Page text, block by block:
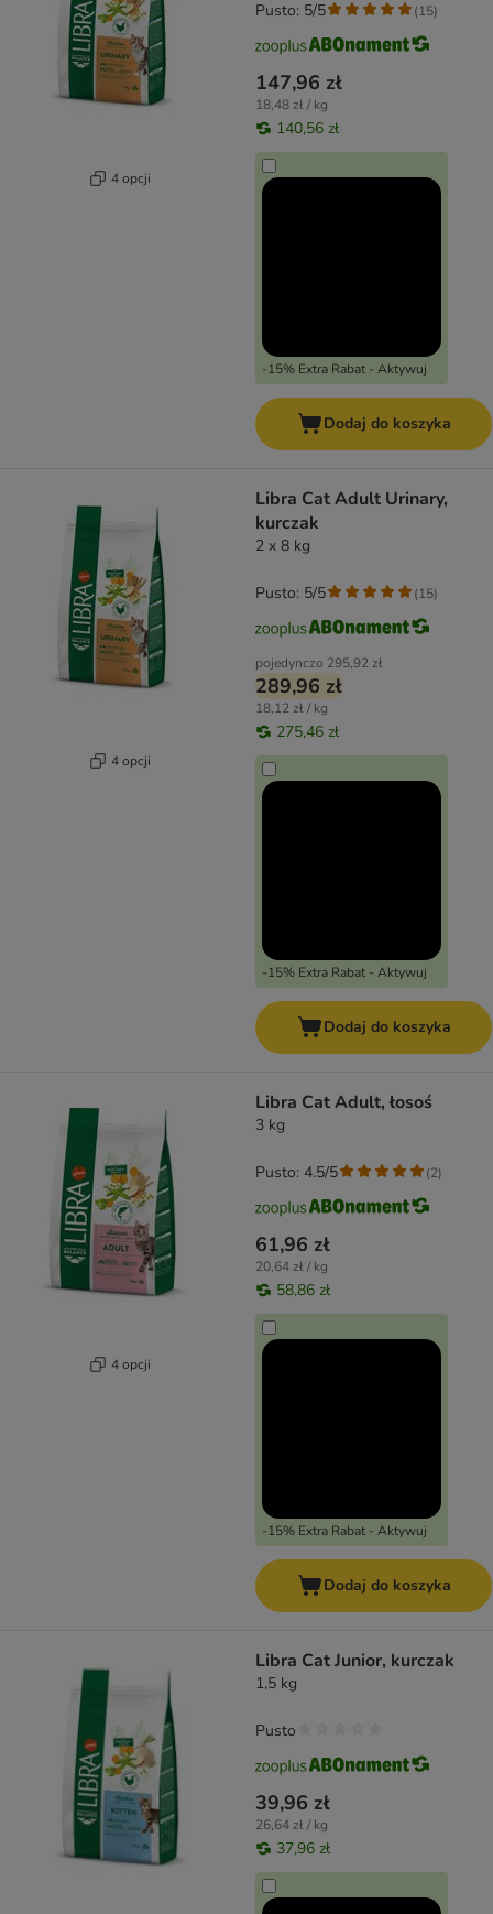
4 opcji
147,96 zł
18,48 zł / kg
140,56 zł
-15% Extra Rabat - Aktywuj
Pusto: 5/5 (15)
Dodaj do koszyka
4 opcji
Libra Cat Adult Urinary,
kurczak
2 x 8 kg
pojedynczo 295,92 zł
289,96 zł
18,12 zł / kg
275,46 zł
-15% Extra Rabat - Aktywuj
Pusto: 5/5 (15)
Dodaj do koszyka
4 opcji
Libra Cat Adult, łosoś
3 kg
61,96 zł
20,64 zł / kg
58,86 zł
-15% Extra Rabat - Aktywuj
Pusto: 4.5/5 (2)
Dodaj do koszyka
Libra Cat Junior, kurczak
1,5 kg
39,96 zł
26,64 zł / kg
37,96 zł
Pusto